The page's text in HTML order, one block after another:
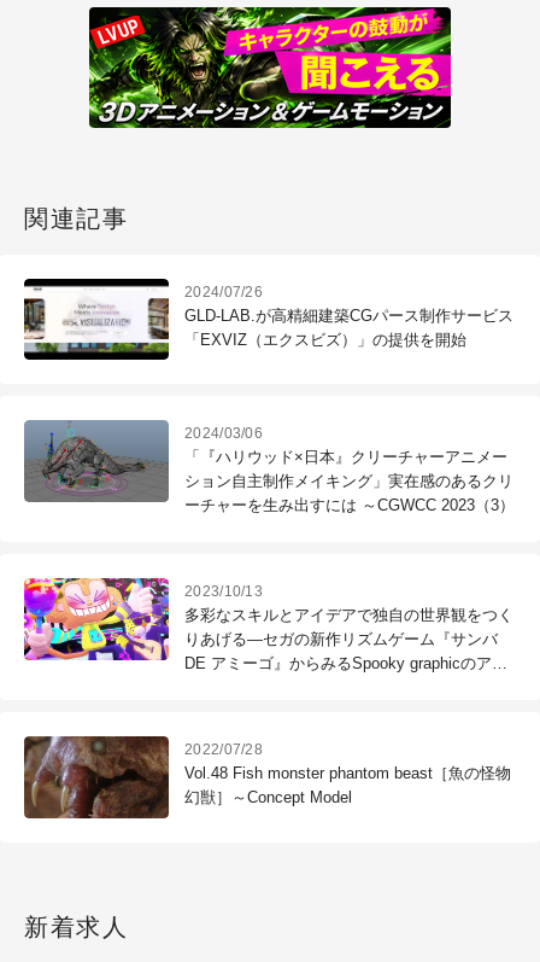
関連記事
2024/07/26
GLD-LAB.が高精細建築CGパース制作サービス
「EXVIZ（エクスビズ）」の提供を開始
2024/03/06
「『ハリウッド×日本』クリーチャーアニメー
ション自主制作メイキング」実在感のあるクリ
ーチャーを生み出すには ～CGWCC 2023（3）
2023/10/13
多彩なスキルとアイデアで独自の世界観をつく
りあげる―セガの新作リズムゲーム『サンバ
DE アミーゴ』からみるSpooky graphicのアニ
2022/07/28
Vol.48 Fish monster phantom beast［魚の怪物
幻獣］～Concept Model
新着求人